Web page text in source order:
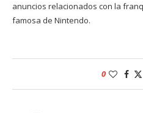
anuncios relacionados con la
famosa de Nintendo.
0